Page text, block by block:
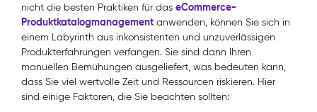
nicht die besten Praktiken für das eCommerce-
Produktkatalogmanagement anwenden, können Sie sich in
einem Labyrinth aus inkonsistenten und unzuverlässigen
Produkterfahrungen verfangen. Sie sind dann Ihren
manuellen Bemühungen ausgeliefert, was bedeuten kann,
dass Sie viel wertvolle Zeit und Ressourcen riskieren. Hier
sind einige Faktoren, die Sie beachten sollten: